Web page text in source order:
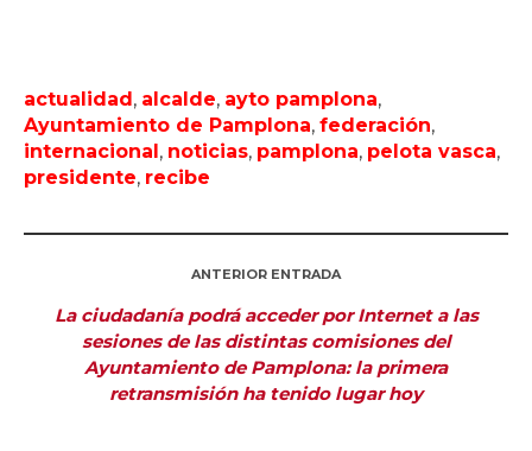
actualidad , alcalde, ayto pamplona,
Ayuntamiento de Pamplona, federación,
internacional , noticias, pamplona, pelota vasca,
presidente, recibe
ANTERIOR ENTRADA
La ciudadanía podrá acceder por Internet a las
sesiones de las distintas comisiones del
Ayuntamiento de Pamplona: la primera
retransmisión ha tenido lugar hoy